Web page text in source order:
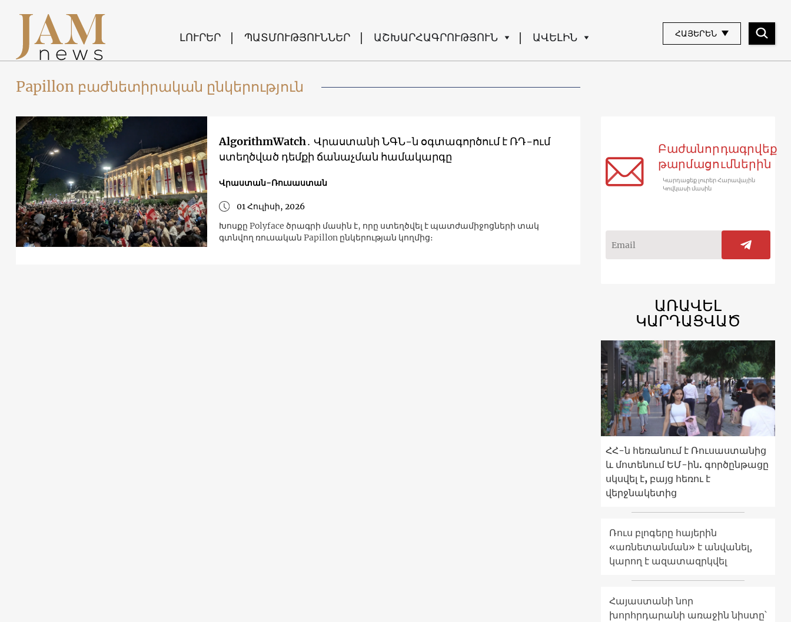
ԼՈՒՐԵՐ ՊԱՏՄՈՒԹՅՈՒՆՆԵՐ ԱՇԽԱՐՀԱԳՐՈՒԹՅՈՒՆ ԱՎԵԼԻՆ ՀԱՅԵՐԵՆ
Papillon բաժնետիրական ընկերություն
AlgorithmWatch․ Վրաստանի ՆԳՆ-ն օգտագործում է ՌԴ-ում
ստեղծված դեմքի ճանաչման համակարգը
Վրաստան-Ռուսաստան
01 Հուլիսի, 2026
Խոսքը Polyface ծրագրի մասին է, որը ստեղծվել է պատժամիջոցների տակ
գտնվող ռուսական Papillon ընկերության կողմից։
Բաժանորդագրվեք
թարմացումներին
Կարդացեք լուրեր Հարավային
Կովկասի մասին
ԱՌԱՎԵԼ
ԿԱՐԴԱՑՎԱԾ
ՀՀ-ն հեռանում է Ռուսաստանից
և մոտենում ԵՄ-ին. գործընթացը
սկսվել է, բայց հեռու է
վերջնակետից
Ռուս բլոգերը հայերին
«առնետանման» է անվանել,
կարող է ազատազրկվել
Հայաստանի նոր
խորհրդարանի առաջին նիստը՝